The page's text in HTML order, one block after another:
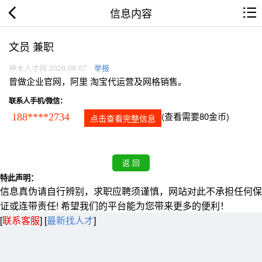
信息内容
文员 兼职
神木人才网 2026.08.07 举报
曾做企业官网，阿里 淘宝代运营及网格销售。
联系人手机/微信：
188****2734 点击查看完整信息 (查看需要80金币)
特此声明：
信息真伪请自行辨别，求职应聘须谨慎，网站对此不承担任何保
证或连带责任! 希望我们的平台能为您带来更多的便利！
[联系客服] [最新找人才]